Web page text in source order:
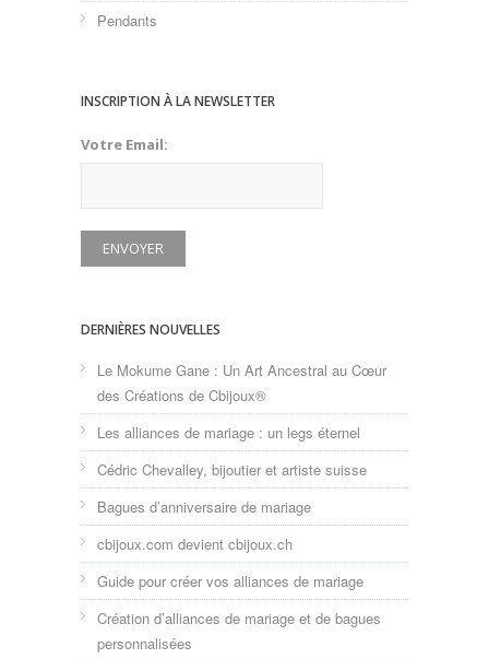
Pendants
INSCRIPTION À LA NEWSLETTER
Votre Email:
DERNIÈRES NOUVELLES
Le Mokume Gane : Un Art Ancestral au Cœur
des Créations de Cbijoux®
Les alliances de mariage : un legs éternel
Cédric Chevalley, bijoutier et artiste suisse
Bagues d’anniversaire de mariage
cbijoux.com devient cbijoux.ch
Guide pour créer vos alliances de mariage
Création d’alliances de mariage et de bagues
personnalisées